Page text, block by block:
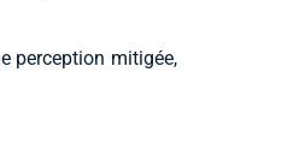
perception mitigée,